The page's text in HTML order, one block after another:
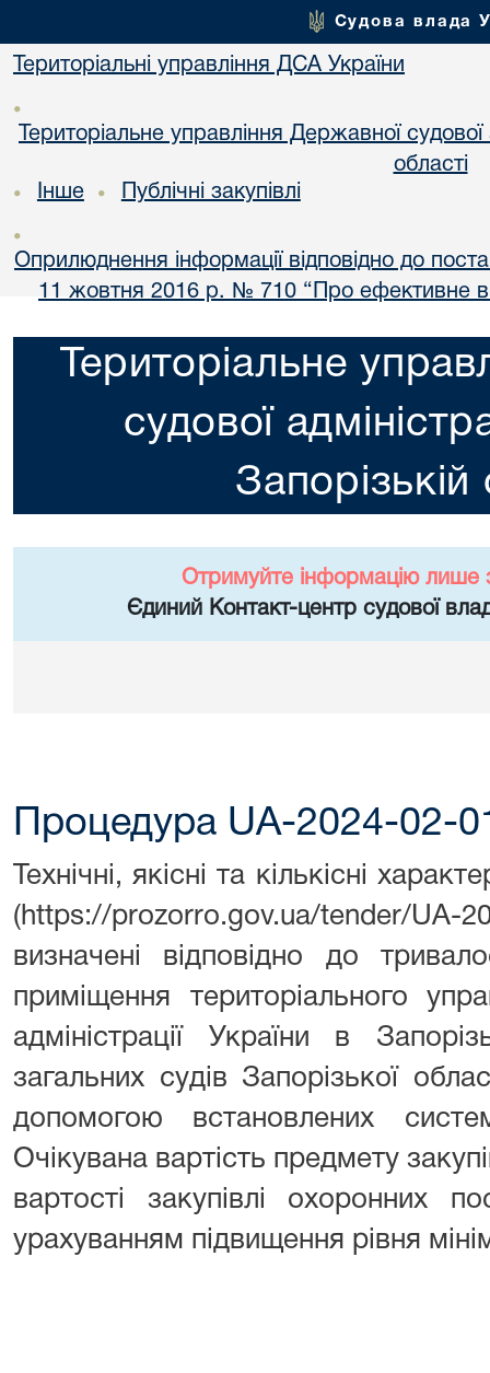
Судова влада
Територіальні управління ДСА України
•
Територіальне управління Державної судової
області
• Інше • Публічні закупівлі
•
Оприлюднення інформації відповідно до
11 жовтня 2016 р. № 710 “Про ефективне
Територіальне
судової
Запорізькій
Отримуйте інформацію лише
Єдиний Контакт-центр судової
Процедура UA-2024-02-
Технічні, якісні та кількісні
(https://prozorro.gov.ua/tender/UA-
визначені відповідно до
приміщення територіального
адміністрації України в
загальних судів Запорізької
допомогою встановлених
Очікувана вартість предмету
вартості закупівлі охоронних
урахуванням підвищення рівня